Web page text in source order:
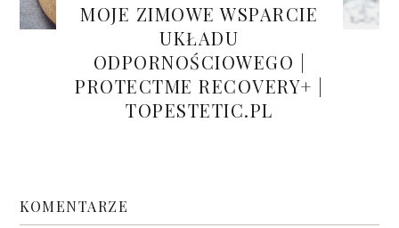
MOJE ZIMOWE WSPARCIE
UKŁADU
ODPORNOŚCIOWEGO |
PROTECTME RECOVERY+ |
TOPESTETIC.PL
KOMENTARZE